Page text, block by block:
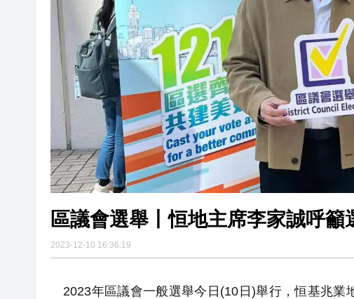
區議會選舉丨恒地主席李家誠呼
2023-12-10 16:36:19
2023年區議會一般選舉今日(10日)舉行，恒基兆業